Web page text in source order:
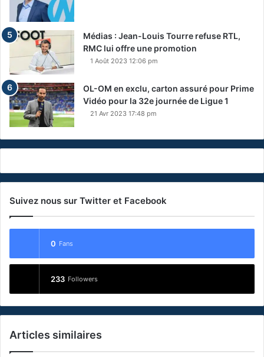
Médias : Jean-Louis Tourre refuse RTL,
RMC lui offre une promotion
1 Août 2023 12:06 pm
OL-OM en exclu, carton assuré pour Prime
Vidéo pour la 32e journée de Ligue 1
21 Avr 2023 17:48 pm
Suivez nous sur Twitter et Facebook
0 Fans
233 Followers
Articles similaires